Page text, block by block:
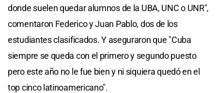
donde suelen quedar alumnos de la UBA, UNC o UNR",
comentaron Federico y Juan Pablo, dos de los
estudiantes clasificados. Y aseguraron que "Cuba
siempre se queda con el primero y segundo puesto
pero este año no le fue bien y ni siquiera quedó en el
top cinco latinoamericano".